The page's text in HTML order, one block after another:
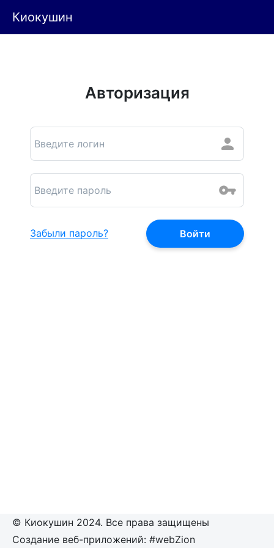
Киокушин
Авторизация
Забыли пароль?
© Киокушин 2024. Все права защищены
Создание веб-приложений: #webZion